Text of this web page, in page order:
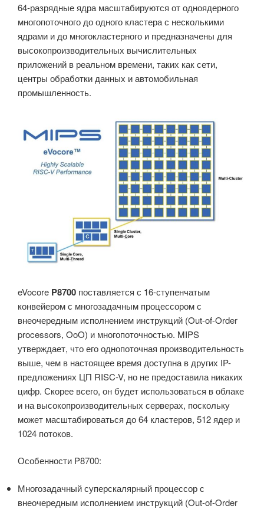
64-разрядные ядра масштабируются от одноядерного
многопоточного до одного кластера с несколькими
ядрами и до многокластерного и предназначены для
высокопроизводительных вычислительных
приложений в реальном времени, таких как сети,
центры обработки данных и автомобильная
промышленность.
eVocore P8700 поставляется с 16-ступенчатым
конвейером с многозадачным процессором с
внеочередным исполнением инструкций (Out-of-Order
processors, OoO) и многопоточностью. MIPS
утверждает, что его однопоточная производительность
выше, чем в настоящее время доступна в других IP-
предложениях ЦП RISC-V, но не предоставила никаких
цифр. Скорее всего, он будет использоваться в облаке
и на высокопроизводительных серверах, поскольку
может масштабироваться до 64 кластеров, 512 ядер и
1024 потоков.
Особенности P8700:
Многозадачный суперскалярный процессор с
внеочередным исполнением инструкций (Out-of-Order